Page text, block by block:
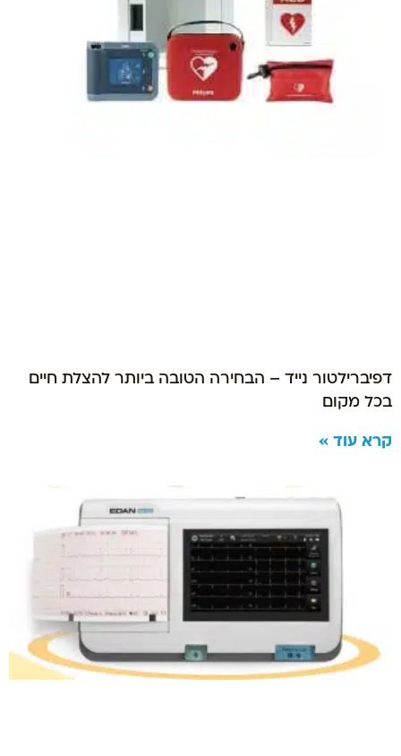
דפיברילטור נייד – הבחירה הטובה ביותר להצלת חיים
בכל מקום
קרא עוד »